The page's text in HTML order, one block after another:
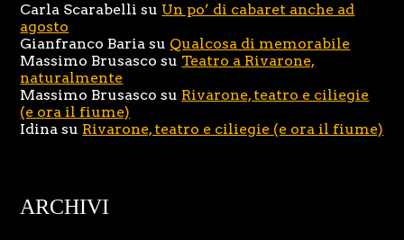
Carla Scarabelli su Un po’ di cabaret anche ad
agosto
Gianfranco Baria su Qualcosa di memorabile
Massimo Brusasco su Teatro a Rivarone,
naturalmente
Massimo Brusasco su Rivarone, teatro e ciliegie
(e ora il fiume)
Idina su Rivarone, teatro e ciliegie (e ora il fiume)
ARCHIVI